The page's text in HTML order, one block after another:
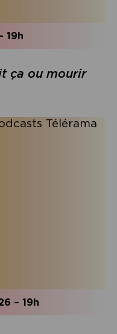
19h
ça ou mourir
– 19h